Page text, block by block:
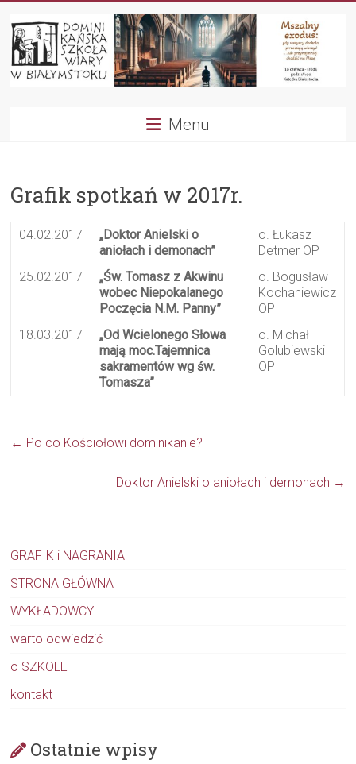
do
treści
DominikańskaMenu
Grafik spotkań w 2017r.
04.02.2017
„Doktor Anielski o
aniołach i demonach”
o. Łukasz
Detmer OP
25.02.2017
„Św. Tomasz z Akwinu
wobec Niepokalanego
Poczęcia N.M. Panny”
o. Bogusław
Kochaniewicz
OP
18.03.2017
„Od Wcielonego Słowa
mają moc.Tajemnica
sakramentów wg św.
Tomasza”
o. Michał
Golubiewski
OP
← Po co Kościołowi dominikanie?
Doktor Anielski o aniołach i demonach →
GRAFIK i NAGRANIA
STRONA GŁÓWNA
WYKŁADOWCY
warto odwiedzić
o SZKOLE
kontakt
Ostatnie wpisy